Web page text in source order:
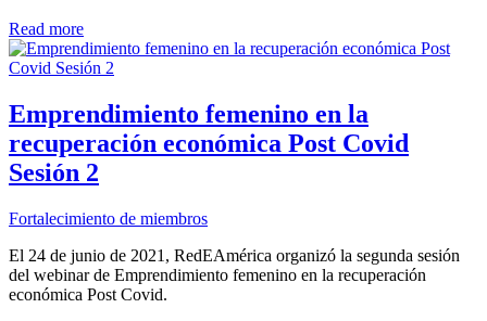
Read more
Emprendimiento femenino en la
recuperación económica Post Covid
Sesión 2
Fortalecimiento de miembros
El 24 de junio de 2021, RedEAmérica organizó la segunda sesión
del webinar de Emprendimiento femenino en la recuperación
económica Post Covid.